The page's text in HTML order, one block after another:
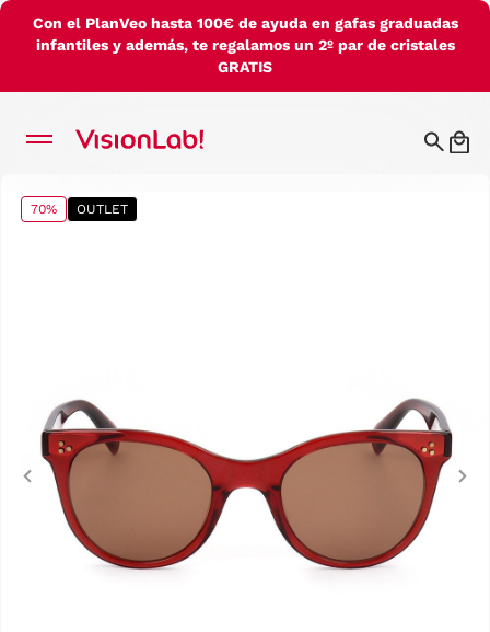
Con el PlanVeo hasta 100€ de ayuda en gafas graduadas
infantiles y además, te regalamos un 2º par de cristales
GRATIS
70% OUTLET
Previous